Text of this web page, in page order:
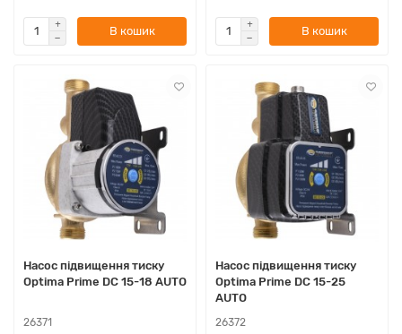
В кошик В кошик
Насос підвищення тиску
Optima Prime DC 15-18 AUTO
26371
Насос підвищення тиску
Optima Prime DC 15-25
AUTO
26372